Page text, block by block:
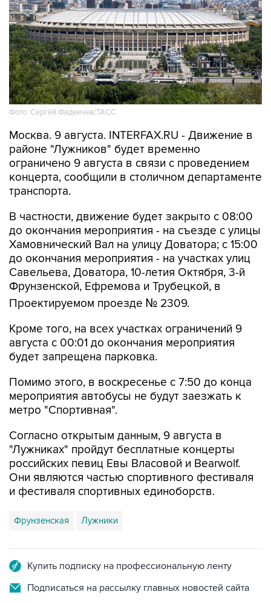
Фото: Сергей Фадеичев/ТАСС
Москва. 9 августа. INTERFAX.RU - Движение в
районе "Лужников" будет временно
ограничено 9 августа в связи с проведением
концерта, сообщили в столичном департаменте
транспорта.
В частности, движение будет закрыто с 08:00
до окончания мероприятия - на съезде с улицы
Хамовнический Вал на улицу Доватора; с 15:00
до окончания мероприятия - на участках улиц
Савельева, Доватора, 10-летия Октября, 3-й
Фрунзенской, Ефремова и Трубецкой, в
Проектируемом проезде № 2309.
Кроме того, на всех участках ограничений 9
августа с 00:01 до окончания мероприятия
будет запрещена парковка.
Помимо этого, в воскресенье с 7:50 до конца
мероприятия автобусы не будут заезжать к
метро "Спортивная".
Согласно открытым данным, 9 августа в
"Лужниках" пройдут бесплатные концерты
российских певиц Евы Власовой и Bearwolf.
Они являются частью спортивного фестиваля
и фестиваля спортивных единоборств.
Фрунзенская Лужники
Купить подписку на профессиональную ленту
Подписаться на рассылку главных новостей сайта